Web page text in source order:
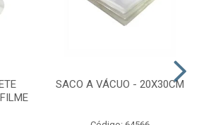
SACO A VÁCUO - 20X30CM